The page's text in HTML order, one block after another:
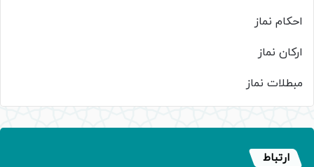
احکام نماز
ارکان نماز
مبطلات نماز
ارتباط